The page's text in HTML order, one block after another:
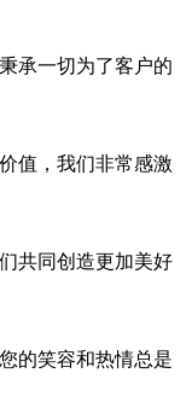
承一切为了客户的
值，我们非常感激
共同创造更加美好
的笑容和热情总是